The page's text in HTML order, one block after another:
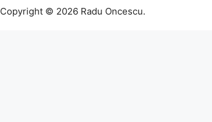
Copyright © 2026 Radu Oncescu.